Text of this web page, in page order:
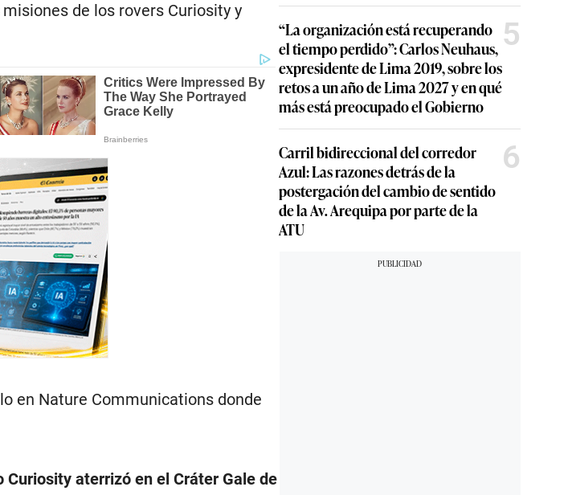
de los rovers Curiosity y
en Nature Communications donde
Curiosity aterrizó en el Cráter Gale de
“La organización está recuperando
el tiempo perdido”: Carlos Neuhaus,
expresidente de Lima 2019, sobre los
retos a un año de Lima 2027 y en qué
más está preocupado el Gobierno
5
Carril bidireccional del corredor
Azul: Las razones detrás de la
postergación del cambio de sentido
de la Av. Arequipa por parte de la
ATU
6